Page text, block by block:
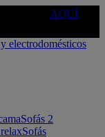
AQUÍ
Sofás 2
Sofás